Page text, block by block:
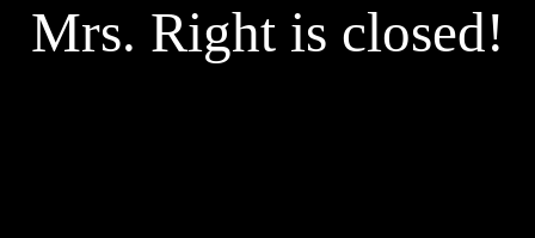
Mrs. Right is closed!